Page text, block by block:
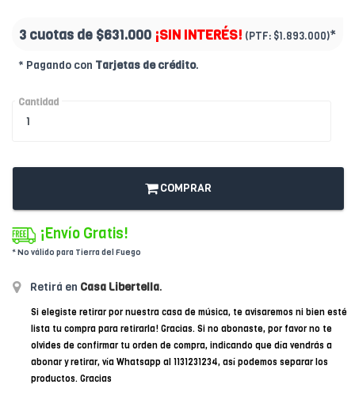
3 cuotas de $631.000 ¡SIN INTERÉS! (PTF: $1.893.000)*
* Pagando con Tarjetas de crédito.
Cantidad
COMPRAR
¡Envío Gratis!
* No válido para Tierra del Fuego
Retirá en Casa Libertella.
Si elegiste retirar por nuestra casa de música, te avisaremos ni bien esté
lista tu compra para retirarla! Gracias. Si no abonaste, por favor no te
olvides de confirmar tu orden de compra, indicando que día vendrás a
abonar y retirar, vía Whatsapp al 1131231234, así podemos separar los
productos. Gracias